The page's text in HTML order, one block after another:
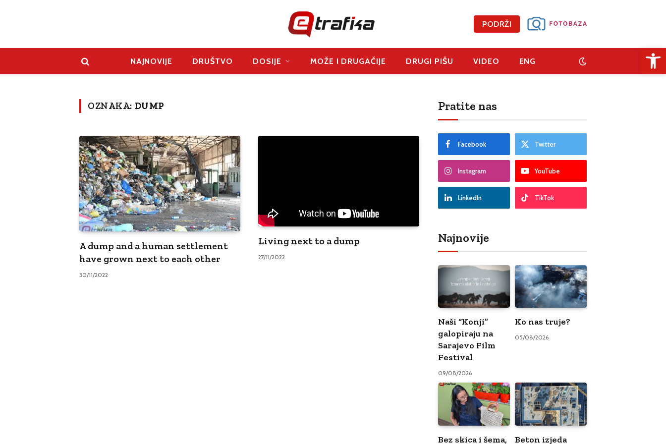
PODRŽI
NAJNOVIJE DRUŠTVO DOSIJE MOŽE I DRUGAČIJE DRUGI PIŠU VIDEO ENG
OZNAKA: DUMP
A dump and a human settlement
have grown next to each other
30/11/2022
Living next to a dump
27/11/2022
Pratite nas
Facebook Twitter
Instagram YouTube
LinkedIn TikTok
Najnovije
Naši “Konji”
galopiraju na
Sarajevo Film
Festival
09/08/2026
Ko nas truje?
05/08/2026
Bez skica i šema,
Beton izjeda